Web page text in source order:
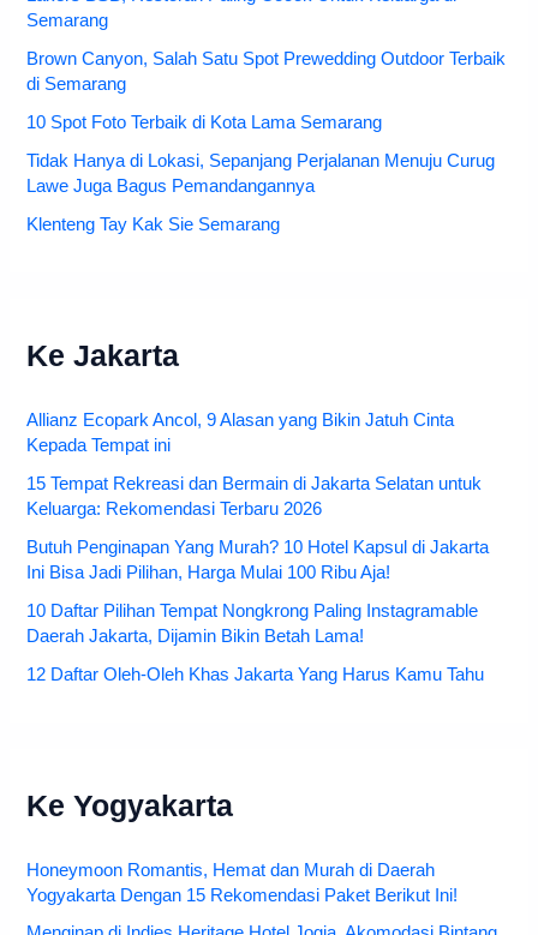
Semarang
Brown Canyon, Salah Satu Spot Prewedding Outdoor Terbaik
di Semarang
10 Spot Foto Terbaik di Kota Lama Semarang
Tidak Hanya di Lokasi, Sepanjang Perjalanan Menuju Curug
Lawe Juga Bagus Pemandangannya
Klenteng Tay Kak Sie Semarang
Ke Jakarta
Allianz Ecopark Ancol, 9 Alasan yang Bikin Jatuh Cinta
Kepada Tempat ini
15 Tempat Rekreasi dan Bermain di Jakarta Selatan untuk
Keluarga: Rekomendasi Terbaru 2026
Butuh Penginapan Yang Murah? 10 Hotel Kapsul di Jakarta
Ini Bisa Jadi Pilihan, Harga Mulai 100 Ribu Aja!
10 Daftar Pilihan Tempat Nongkrong Paling Instagramable
Daerah Jakarta, Dijamin Bikin Betah Lama!
12 Daftar Oleh-Oleh Khas Jakarta Yang Harus Kamu Tahu
Ke Yogyakarta
Honeymoon Romantis, Hemat dan Murah di Daerah
Yogyakarta Dengan 15 Rekomendasi Paket Berikut Ini!